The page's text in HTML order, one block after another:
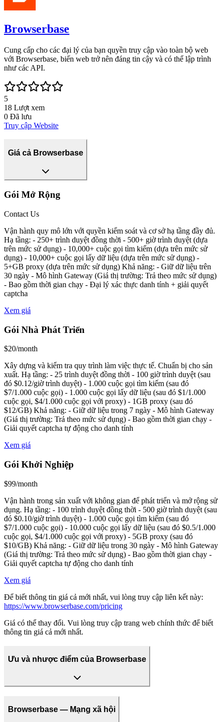
Browserbase
Cung cấp cho các đại lý của bạn quyền truy cập vào toàn bộ web
với Browserbase, biến web trở nên đáng tin cậy và có thể lập trình
như các API.
5
18 Lượt xem
0 Đã lưu
Truy cập Website
Giá cả Browserbase
Gói Mở Rộng
Contact Us
Vận hành quy mô lớn với quyền kiểm soát và cơ sở hạ tầng đầy đủ.
Hạ tầng: - 250+ trình duyệt đồng thời - 500+ giờ trình duyệt (dựa
trên mức sử dụng) - 10,000+ cuộc gọi tìm kiếm (dựa trên mức sử
dụng) - 10,000+ cuộc gọi lấy dữ liệu (dựa trên mức sử dụng) -
5+GB proxy (dựa trên mức sử dụng) Khả năng: - Giữ dữ liệu trên
30 ngày - Mô hình Gateway (Giá thị trường: Trả theo mức sử dụng)
- Bao gồm thời gian chạy - Đại lý xác thực danh tính + giải quyết
captcha
Xem giá
Gói Nhà Phát Triển
$20/month
Xây dựng và kiểm tra quy trình làm việc thực tế. Chuẩn bị cho sản
xuất. Hạ tầng: - 25 trình duyệt đồng thời - 100 giờ trình duyệt (sau
đó $0.12/giờ trình duyệt) - 1.000 cuộc gọi tìm kiếm (sau đó
$7/1.000 cuộc gọi) - 1.000 cuộc gọi lấy dữ liệu (sau đó $1/1.000
cuộc gọi, $4/1.000 cuộc gọi với proxy) - 1GB proxy (sau đó
$12/GB) Khả năng: - Giữ dữ liệu trong 7 ngày - Mô hình Gateway
(Giá thị trường: Trả theo mức sử dụng) - Bao gồm thời gian chạy -
Giải quyết captcha tự động cho danh tính
Xem giá
Gói Khởi Nghiệp
$99/month
Vận hành trong sản xuất với không gian để phát triển và mở rộng sử
dụng. Hạ tầng: - 100 trình duyệt đồng thời - 500 giờ trình duyệt (sau
đó $0.10/giờ trình duyệt) - 1.000 cuộc gọi tìm kiếm (sau đó
$7/1.000 cuộc gọi) - 10.000 cuộc gọi lấy dữ liệu (sau đó $0.5/1.000
cuộc gọi, $4/1.000 cuộc gọi với proxy) - 5GB proxy (sau đó
$10/GB) Khả năng: - Giữ dữ liệu trong 30 ngày - Mô hình Gateway
(Giá thị trường: Trả theo mức sử dụng) - Bao gồm thời gian chạy -
Giải quyết captcha tự động cho danh tính
Xem giá
Để biết thông tin giá cả mới nhất, vui lòng truy cập liên kết này:
https://www.browserbase.com/pricing
Giá có thể thay đổi. Vui lòng truy cập trang web chính thức để biết
thông tin giá cả mới nhất.
Ưu và nhược điểm của Browserbase
Browserbase — Mạng xã hội